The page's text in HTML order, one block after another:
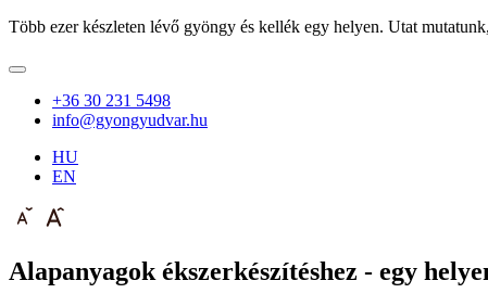
Több ezer készleten lévő gyöngy és kellék egy helyen. Utat
+36 30 231 5498
info@gyongyudvar.hu
HU
EN
Alapanyagok ékszerkészítéshez - egy